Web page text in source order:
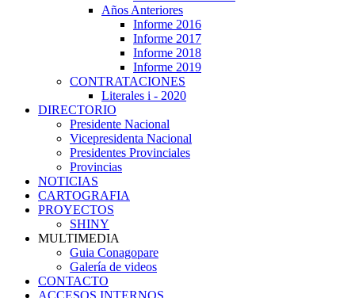
Años Anteriores
Informe 2016
Informe 2017
Informe 2018
Informe 2019
CONTRATACIONES
Literales i - 2020
DIRECTORIO
Presidente Nacional
Vicepresidenta Nacional
Presidentes Provinciales
Provincias
NOTICIAS
CARTOGRAFIA
PROYECTOS
SHINY
MULTIMEDIA
Guia Conagopare
Galería de videos
CONTACTO
ACCESOS INTERNOS